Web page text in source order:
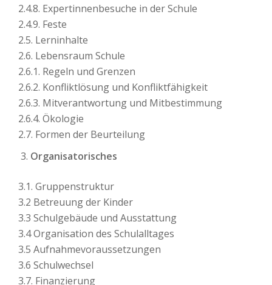
2.4.8. Expertinnenbesuche in der Schule
2.4.9. Feste
2.5. Lerninhalte
2.6. Lebensraum Schule
2.6.1. Regeln und Grenzen
2.6.2. Konfliktlösung und Konfliktfähigkeit
2.6.3. Mitverantwortung und Mitbestimmung
2.6.4. Ökologie
2.7. Formen der Beurteilung
Organisatorisches
3.1. Gruppenstruktur
3.2 Betreuung der Kinder
3.3 Schulgebäude und Ausstattung
3.4 Organisation des Schulalltages
3.5 Aufnahmevoraussetzungen
3.6 Schulwechsel
3.7. Finanzierung